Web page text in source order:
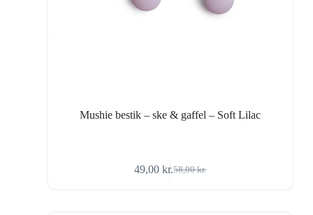
Mushie bestik – ske & gaffel – Soft Lilac
58,00kr.
Den
var:
49,00kr.Den
er: